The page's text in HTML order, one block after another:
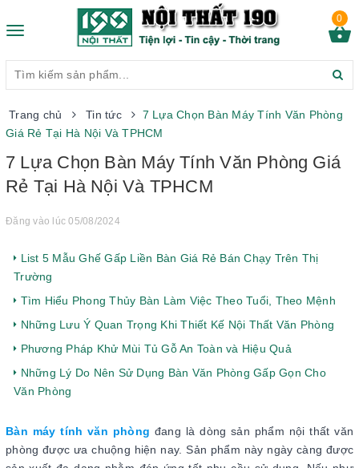
Toggle
0
Trang chủ Tin tức
7 Lựa Chọn Bàn Máy Tính Văn Phòng
Giá Rẻ Tại Hà Nội Và TPHCM
7 Lựa Chọn Bàn Máy Tính Văn Phòng Giá
Rẻ Tại Hà Nội Và TPHCM
Đăng vào lúc 05/08/2024
List 5 Mẫu Ghế Gấp Liền Bàn Giá Rẻ Bán Chạy Trên Thị
Trường
Tìm Hiểu Phong Thủy Bàn Làm Việc Theo Tuổi, Theo Mệnh
Những Lưu Ý Quan Trọng Khi Thiết Kế Nội Thất Văn Phòng
Phương Pháp Khử Mùi Tủ Gỗ An Toàn và Hiệu Quả
Những Lý Do Nên Sử Dụng Bàn Văn Phòng Gấp Gọn Cho
Văn Phòng
Bàn máy tính văn phòng đang là dòng sản phẩm nội thất văn
phòng được ưa chuộng hiện nay. Sản phẩm này ngày càng được